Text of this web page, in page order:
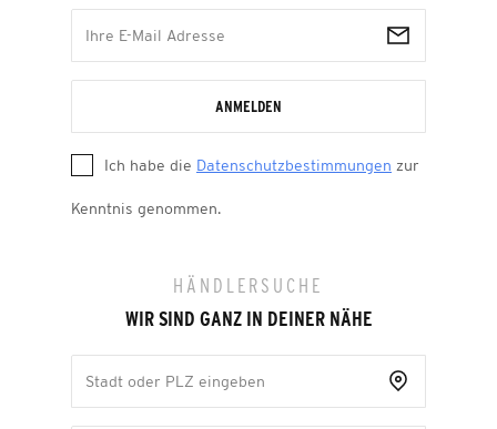
ANMELDEN
Ich habe die Datenschutzbestimmungen zur
Kenntnis genommen.
HÄNDLERSUCHE
WIR SIND GANZ IN DEINER NÄHE